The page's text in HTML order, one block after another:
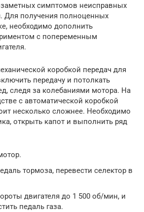
симптомов неисправных
Для получения полноценных
необходимо дополнить
с попеременным
коробкой передач для
передачу и потолкать
следя за колебаниями мотора. На
с автоматической коробкой
несколько сложнее. Необходимо
открыть капот и выполнить ряд
тормоза, перевести селектор в
двигателя до 1 500 об/мин, и
педаль газа.